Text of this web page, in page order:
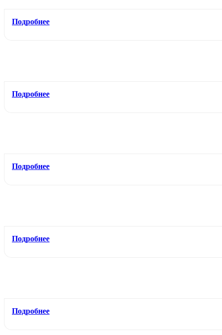
Подробнее
Подробнее
Подробнее
Подробнее
Подробнее